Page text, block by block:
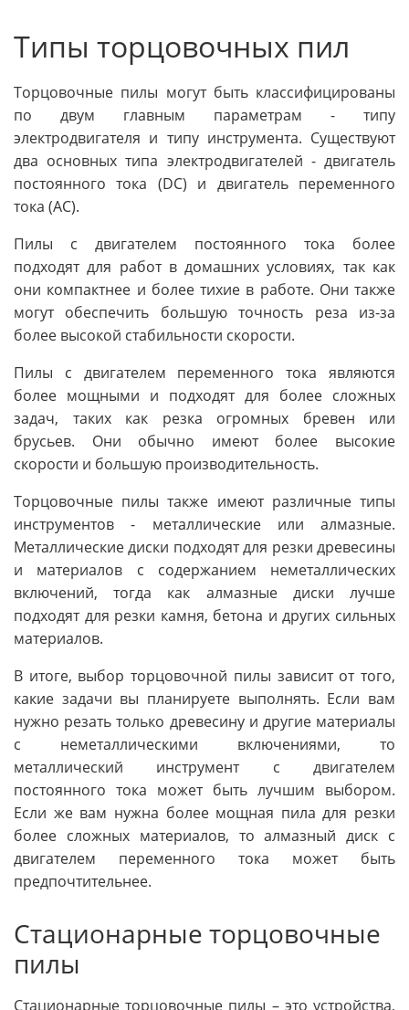
Типы торцовочных пил
Торцовочные пилы могут быть классифицированы
по двум главным параметрам - типу
электродвигателя и типу инструмента. Существуют
два основных типа электродвигателей - двигатель
постоянного тока (DC) и двигатель переменного
тока (AC).
Пилы с двигателем постоянного тока более
подходят для работ в домашних условиях, так как
они компактнее и более тихие в работе. Они также
могут обеспечить большую точность реза из-за
более высокой стабильности скорости.
Пилы с двигателем переменного тока являются
более мощными и подходят для более сложных
задач, таких как резка огромных бревен или
брусьев. Они обычно имеют более высокие
скорости и большую производительность.
Торцовочные пилы также имеют различные типы
инструментов - металлические или алмазные.
Металлические диски подходят для резки древесины
и материалов с содержанием неметаллических
включений, тогда как алмазные диски лучше
подходят для резки камня, бетона и других сильных
материалов.
В итоге, выбор торцовочной пилы зависит от того,
какие задачи вы планируете выполнять. Если вам
нужно резать только древесину и другие материалы
с неметаллическими включениями, то
металлический инструмент с двигателем
постоянного тока может быть лучшим выбором.
Если же вам нужна более мощная пила для резки
более сложных материалов, то алмазный диск с
двигателем переменного тока может быть
предпочтительнее.
Стационарные торцовочные
пилы
Стационарные торцовочные пилы – это устройства,